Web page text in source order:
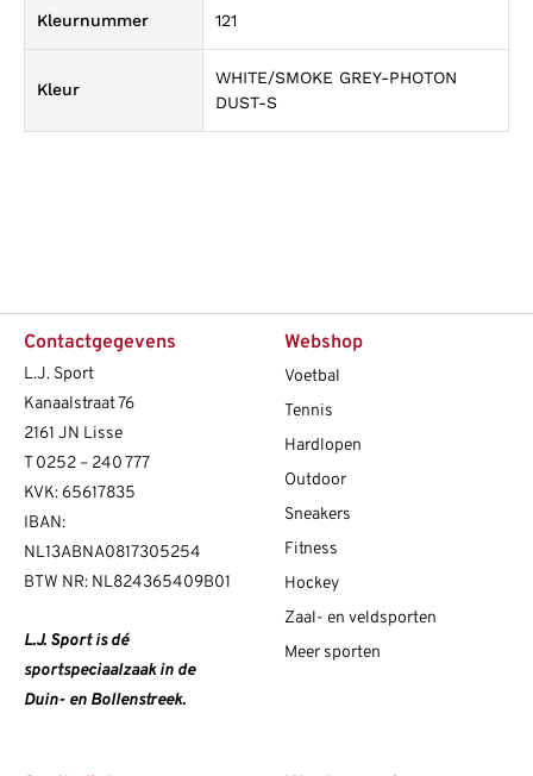
Kleurnummer 121
Kleur
WHITE/SMOKE GREY-PHOTON
DUST-S
Contactgegevens
L.J. Sport
Kanaalstraat 76
2161 JN Lisse
T0252 – 240 777
KVK: 65617835
IBAN:
NL13ABNA0817305254
BTW NR: NL824365409B01
L.J. Sport is dé
sportspeciaalzaak in de
Duin- en Bollenstreek.
Webshop
Voetbal
Tennis
Hardlopen
Outdoor
Sneakers
Fitness
Hockey
Zaal- en veldsporten
Meer sporten